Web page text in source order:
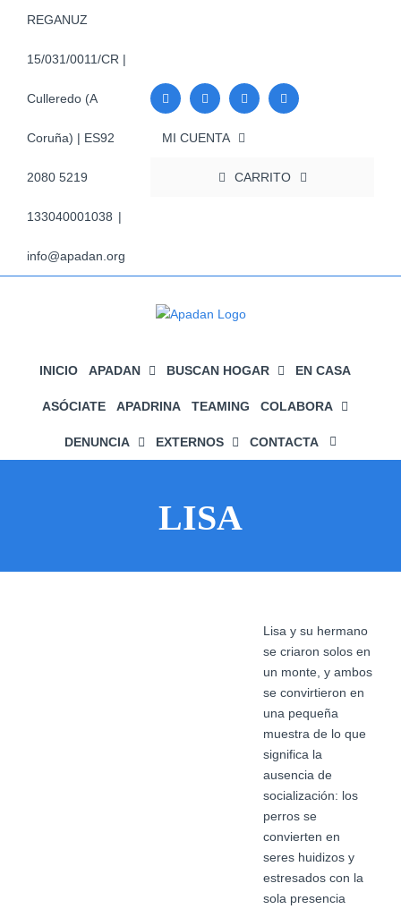
REGANUZ
15/031/0011/CR |
Culleredo (A
Coruña) | ES92
2080 5219
133040001038 |
info@apadan.org
MI CUENTA
CARRITO
INICIO APADAN BUSCAN HOGAR EN CASA
ASÓCIATE APADRINA TEAMING COLABORA
DENUNCIA EXTERNOS CONTACTA
LISA
Lisa y su hermano
se criaron solos en
un monte, y ambos
se convirtieron en
una pequeña
muestra de lo que
significa la
ausencia de
socialización: los
perros se
convierten en
seres huidizos y
estresados con la
sola presencia